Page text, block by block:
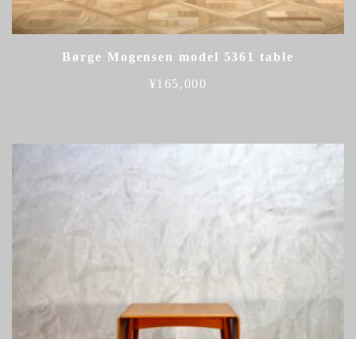
Børge Mogensen model 5361 table
¥165,000